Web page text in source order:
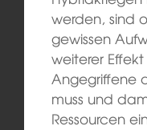
werden, sind
gewissen
weiterer
Angegriffene
muss und
Ressourcen